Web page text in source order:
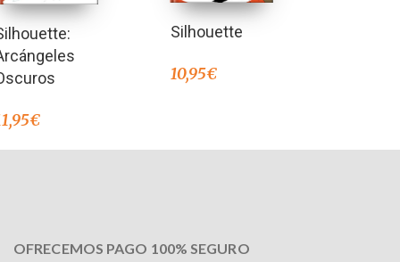
€
Silhouette
10,95€
OFRECEMOS PAGO 100% SEGURO